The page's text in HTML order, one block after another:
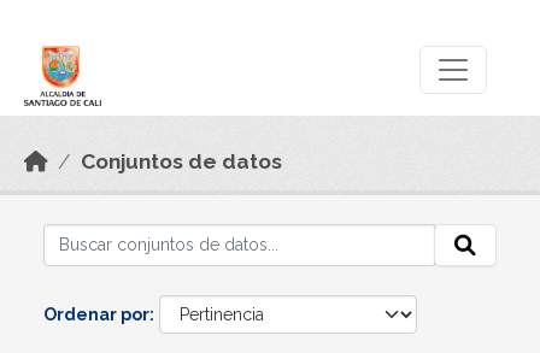
Conjuntos de datos
Ordenar por